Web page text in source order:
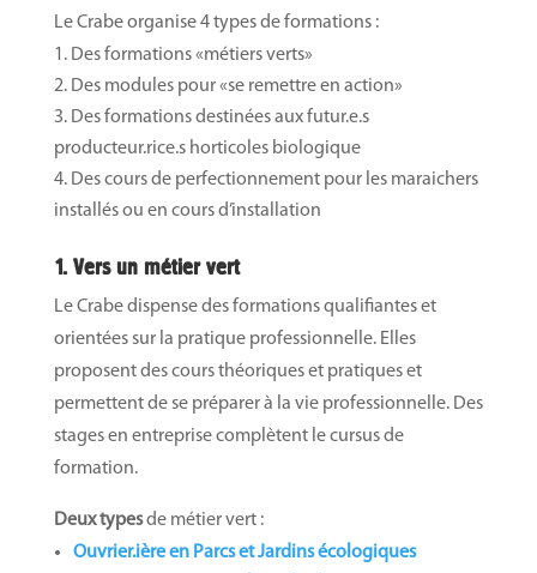
Le Crabe organise 4 types de formations :
Des formations «métiers verts»
Des modules pour «se remettre en action»
Des formations destinées aux futur.e.s
producteur.rice.s horticoles biologique
Des cours de perfectionnement pour les maraichers
installés ou en cours d’installation
1. Vers un métier vert
Le Crabe dispense des formations qualifiantes et
orientées sur la pratique professionnelle. Elles
proposent des cours théoriques et pratiques et
permettent de se préparer à la vie professionnelle. Des
stages en entreprise complètent le cursus de
formation.
Deux typesde métier vert :
Ouvrier.ière en Parcs et Jardins écologiques